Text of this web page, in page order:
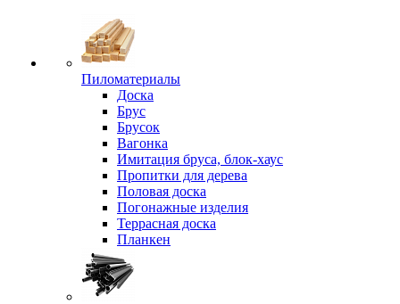
Пиломатериалы
Доска
Брус
Брусок
Вагонка
Имитация бруса, блок-хаус
Пропитки для дерева
Половая доска
Погонажные изделия
Террасная доска
Планкен